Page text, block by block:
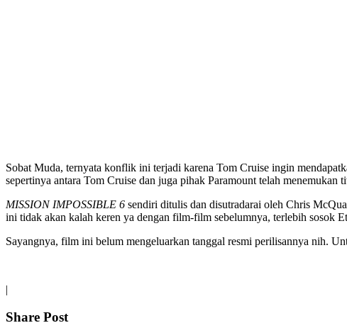
Sobat Muda, ternyata konflik ini terjadi karena Tom Cruise ingin
sepertinya antara Tom Cruise dan juga pihak Paramount telah menemukan
MISSION IMPOSSIBLE 6 sendiri ditulis dan disutradarai oleh Chris
ini tidak akan kalah keren ya dengan film-film sebelumnya, terlebih sosok
Sayangnya, film ini belum mengeluarkan tanggal resmi perilisannya nih.
|
Share Post